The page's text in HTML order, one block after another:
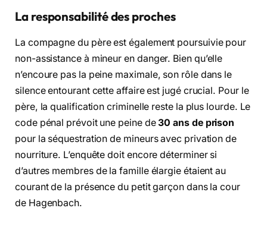
La responsabilité des proches
La compagne du père est également poursuivie pour
non-assistance à mineur en danger. Bien qu’elle
n’encoure pas la peine maximale, son rôle dans le
silence entourant cette affaire est jugé crucial. Pour le
père, la qualification criminelle reste la plus lourde. Le
code pénal prévoit une peine de30 ans de prison
pour la séquestration de mineurs avec privation de
nourriture. L’enquête doit encore déterminer si
d’autres membres de la famille élargie étaient au
courant de la présence du petit garçon dans la cour
de Hagenbach.